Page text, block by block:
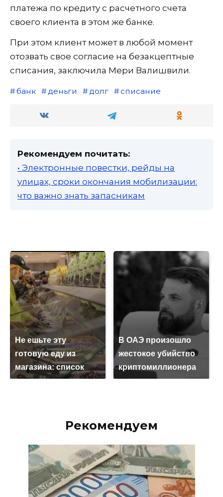
платежа по кредиту с расчетного счета
своего клиента в этом же банке.
При этом клиент может в любой момент
отозвать свое согласие на безакцептные
списания, заключила Мери Валишвили.
банк деньги долг списание
Рекомендуем почитать:
• Электронные повестки, рейды на
улицах, сроки окончания мобилизации:
что важно знать запасникам
Не ешьте эту
готовую еду из
магазина: список
В ОАЭ произошло
жестокое убийство
криптомиллионера
Рекомендуем